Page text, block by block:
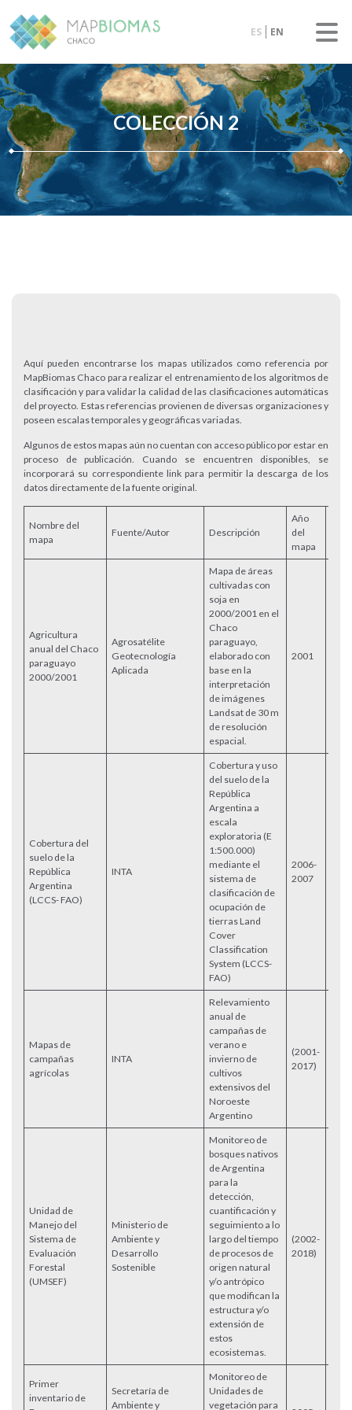
ES EN
COLECCIÓN 2
Aquí pueden encontrarse los mapas utilizados como referencia por
MapBiomas Chaco para realizar el entrenamiento de los algoritmos de
clasificación y para validar la calidad de las clasificaciones automáticas
del proyecto. Estas referencias provienen de diversas organizaciones y
poseen escalas temporales y geográficas variadas.
Algunos de estos mapas aún no cuentan con acceso público por estar en
proceso de publicación. Cuando se encuentren disponibles, se
incorporará su correspondiente link para permitir la descarga de los
datos directamente de la fuente original.
Nombre del
mapa
Fuente/Autor Descripción
Año
del
mapa
Agricultura
anual del Chaco
paraguayo
2000/2001
Agrosatélite
Geotecnología
Aplicada
Mapa de áreas
cultivadas con
soja en
2000/2001 en el
Chaco
paraguayo,
elaborado con
base en la
interpretación
de imágenes
Landsat de 30 m
de resolución
espacial.
2001
Cobertura del
suelo de la
República
Argentina
(LCCS- FAO)
INTA
Cobertura y uso
del suelo de la
República
Argentina a
escala
exploratoria (E
1:500.000)
mediante el
sistema de
clasificación de
ocupación de
tierras Land
Cover
Classification
System (LCCS-
FAO)
2006-
2007
Mapas de
campañas
agrícolas
INTA
Relevamiento
anual de
campañas de
verano e
invierno de
cultivos
extensivos del
Noroeste
Argentino
(2001-
2017)
Unidad de
Manejo del
Sistema de
Evaluación
Forestal
(UMSEF)
Ministerio de
Ambiente y
Desarrollo
Sostenible
Monitoreo de
bosques nativos
de Argentina
para la
detección,
cuantificación y
seguimiento a lo
largo del tiempo
de procesos de
origen natural
y/o antrópico
que modifican la
estructura y/o
extensión de
estos
ecosistemas.
(2002-
2018)
Primer
inventario de
Secretaría de
Ambiente y
Monitoreo de
Unidades de
vegetación para